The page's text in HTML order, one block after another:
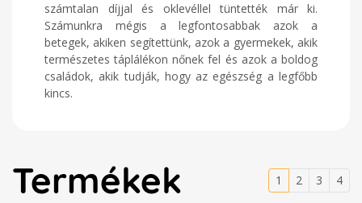
számtalan díjjal és oklevéllel tüntették már ki.
Számunkra mégis a legfontosabbak azok a
betegek, akiken segítettünk, azok a gyermekek, akik
természetes táplálékon nőnek fel és azok a boldog
családok, akik tudják, hogy az egészség a legfőbb
kincs.
Termékek 1 2 3 4